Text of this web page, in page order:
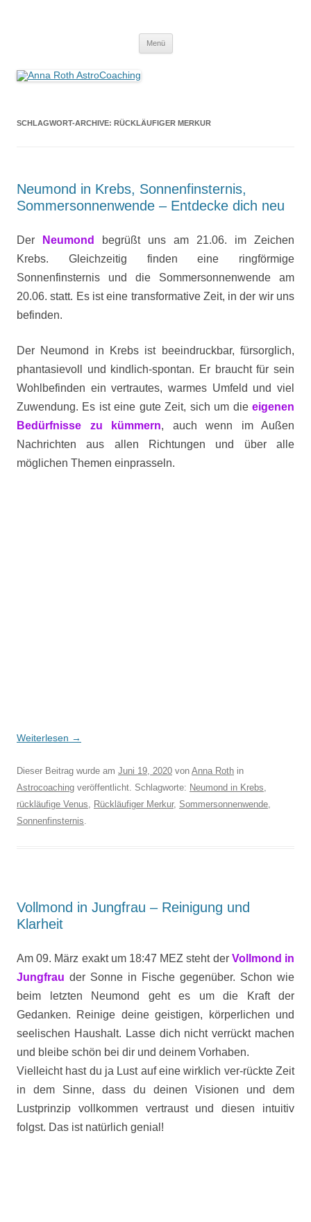
Menü
SCHLAGWORT-ARCHIVE: RÜCKLÄUFIGER MERKUR
Neumond in Krebs, Sonnenfinsternis,
Sommersonnenwende – Entdecke dich neu
Der Neumond
begrüßt uns am 21.06. im Zeichen
Krebs. Gleichzeitig finden eine ringförmige
Sonnenfinsternis und die Sommersonnenwende am
20.06. statt. Es ist eine transformative Zeit, in der wir uns
befinden.
Der Neumond in Krebs ist beeindruckbar, fürsorglich,
phantasievoll und kindlich-spontan. Er braucht für sein
Wohlbefinden ein vertrautes, warmes Umfeld und viel
Zuwendung. Es ist eine gute Zeit, sich um die eigenen
Bedürfnisse zu kümmern, auch wenn im Außen
Nachrichten aus allen Richtungen und über alle
möglichen Themen einprasseln.
Weiterlesen →
Dieser Beitrag wurde am Juni 19, 2020 von Anna Roth in
Astrocoaching veröffentlicht. Schlagworte: Neumond in Krebs,
rückläufige Venus, Rückläufiger Merkur, Sommersonnenwende,
Sonnenfinsternis.
Vollmond in Jungfrau – Reinigung und
Klarheit
Am 09. März exakt um 18:47 MEZ steht der Vollmond in
Jungfrau der Sonne in Fische gegenüber. Schon wie
beim letzten Neumond geht es um die Kraft der
Gedanken. Reinige deine geistigen, körperlichen und
seelischen Haushalt. Lasse dich nicht verrückt machen
und bleibe schön bei dir und deinem Vorhaben.
Vielleicht hast du ja Lust auf eine wirklich ver-rückte Zeit
in dem Sinne, dass du deinen Visionen und dem
Lustprinzip vollkommen vertraust und diesen intuitiv
folgst. Das ist natürlich genial!